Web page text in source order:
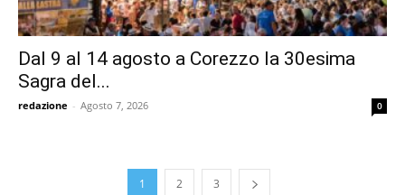
Dal 9 al 14 agosto a Corezzo la 30esima
Sagra del...
redazione - Agosto 7, 2026 0
1 2 3